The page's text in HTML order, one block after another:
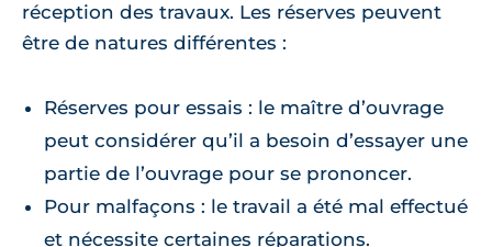
réception des travaux. Les réserves peuvent
être de natures différentes :
Réserves pour essais : le maître d’ouvrage
peut considérer qu’il a besoin d’essayer une
partie de l’ouvrage pour se prononcer.
Pour malfaçons : le travail a été mal effectué
et nécessite certaines réparations.